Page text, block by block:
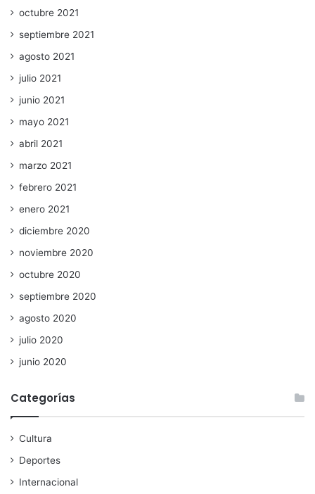
octubre 2021
septiembre 2021
agosto 2021
julio 2021
junio 2021
mayo 2021
abril 2021
marzo 2021
febrero 2021
enero 2021
diciembre 2020
noviembre 2020
octubre 2020
septiembre 2020
agosto 2020
julio 2020
junio 2020
Categorías
Cultura
Deportes
Internacional